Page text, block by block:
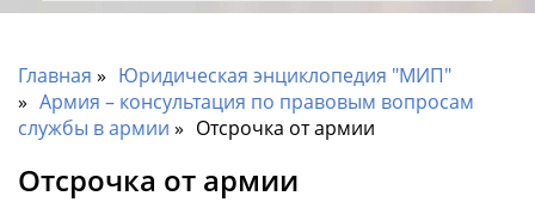
Главная
Юридическая энциклопедия "МИП"
Армия – консультация по правовым вопросам
службы в армии
Отсрочка от армии
Отсрочка от армии